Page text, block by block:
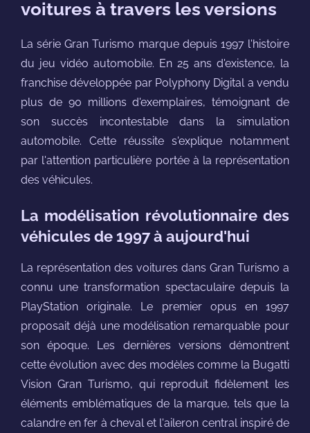
voitures à travers les versions
La série Gran Turismo marque depuis 1997 l'histoire
du jeu vidéo automobile. En 25 ans d'existence, la
franchise développée par Polyphony Digital a vendu
plus de 90 millions d'exemplaires, témoignant de
son succès incontestable dans la simulation
automobile. Cette réussite s'explique notamment
par l'attention particulière portée à la représentation
des véhicules.
La modélisation révolutionnaire des
véhicules de 1997 à aujourd'hui
La représentation des voitures dans Gran Turismo a
connu une transformation spectaculaire depuis la
PlayStation originale. Le premier opus en 1997
proposait déjà une modélisation remarquable pour
son époque. Les dernières versions démontrent
cette évolution avec des modèles comme la Bugatti
Vision Gran Turismo, qui reproduit fidèlement les
éléments emblématiques de la marque, tels que la
calandre en fer à cheval et l'aileron central inspiré de